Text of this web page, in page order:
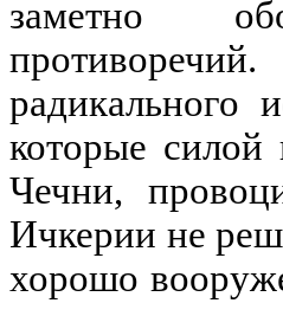
заметно
радикального
которые силой
Чечни,
Ичкерии не
хорошо